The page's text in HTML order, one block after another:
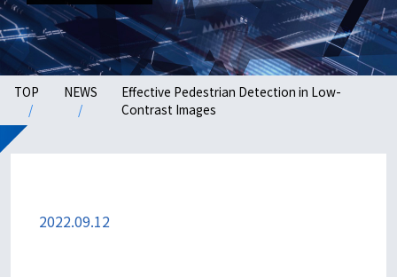
TOP NEWS
Effective Pedestrian Detection in Low-
Contrast Images
2022.09.12